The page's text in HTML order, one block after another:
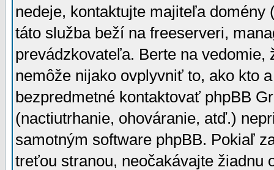
nedeje, kontaktujte majiteľa
táto služba beží na freeserveri,
prevádzkovateľa. Berte na vedomie,
nemôže nijako ovplyvniť to, ako kto
bezpredmetné kontaktovať phpBB
(nactiutrhanie, ohováranie, atď.)
samotným software phpBB. Pokiaľ
treťou stranou, neočakávajte žiadnu